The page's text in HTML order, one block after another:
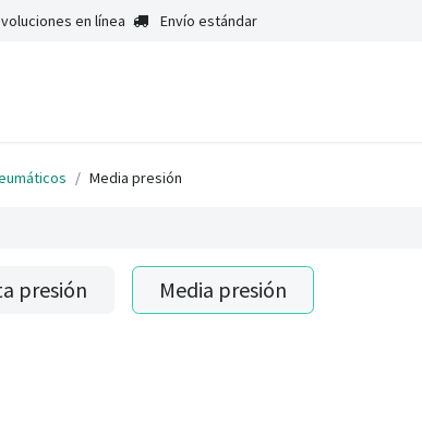
en línea Envío estándar
Media presión
presión Media presión